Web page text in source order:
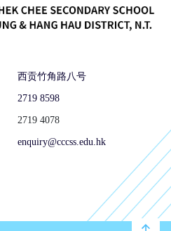
西贡竹角路八号
2719 8598
2719 4078
enquiry@cccss.edu.hk